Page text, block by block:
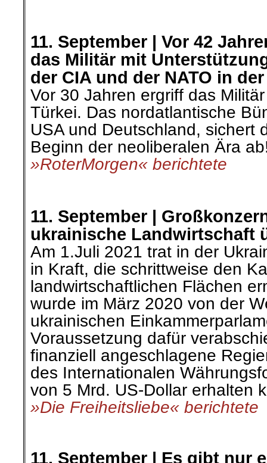
11. September | Vor 42
das Militär mit
der CIA und der NATO in
Vor 30 Jahren ergriff das
Türkei. Das nordatlantische
USA und Deutschland, sichert
Beginn der neoliberalen Ära
»RoterMorgen« berichtete
11. September |
ukrainische Landwirtschaft
Am 1.Juli 2021 trat in der
in Kraft, die schrittweise den
landwirtschaftlichen Flächen
wurde im März 2020 von der
ukrainischen
Voraussetzung dafür
finanziell angeschlagene
des Internationalen
von 5 Mrd. US-Dollar erhalten
»Die Freiheitsliebe« berichtete
11. September | Es gibt nur